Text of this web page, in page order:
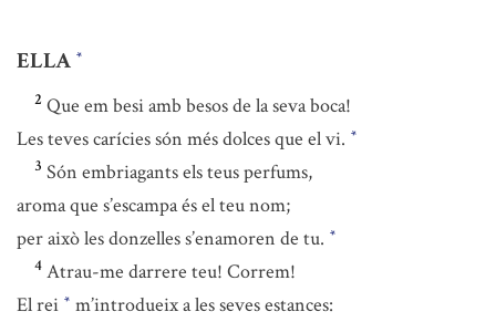
ELLA *
2 Que em besi amb besos de la seva boca!
Les teves carícies són més dolces que el vi. *
3 Són embriagants els teus perfums,
aroma que s’escampa és el teu nom;
per això les donzelles s’enamoren de tu. *
4 Atrau-me darrere teu! Correm!
El rei * m’introdueix a les seves estances: